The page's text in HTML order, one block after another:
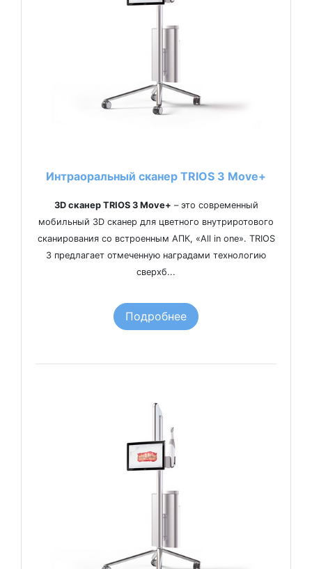
Интраоральный сканер TRIOS 3 Move+
3D сканер TRIOS 3 Move+ – это современный
мобильный 3D сканер для цветного внутриротового
сканирования со встроенным АПК, «All in one». TRIOS
3 предлагает отмеченную наградами технологию
сверхб...
Подробнее